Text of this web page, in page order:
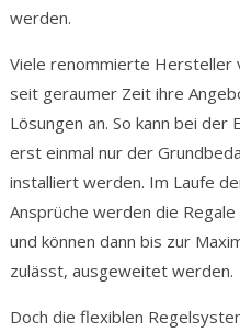
werden.
Viele renommierte Hersteller
seit geraumer Zeit ihre
Lösungen an. So kann bei
erst einmal nur der
installiert werden. Im Laufe
Ansprüche werden die
und können dann bis zur
zulässt, ausgeweitet werden.
Doch die flexiblen